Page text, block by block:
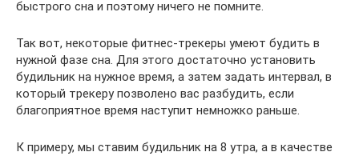
быстрого сна и поэтому ничего не помните.
Так вот, некоторые фитнес-трекеры умеют будить в
нужной фазе сна. Для этого достаточно установить
будильник на нужное время, а затем задать интервал, в
который трекеру позволено вас разбудить, если
благоприятное время наступит немножко раньше.
К примеру, мы ставим будильник на 8 утра, а в качестве